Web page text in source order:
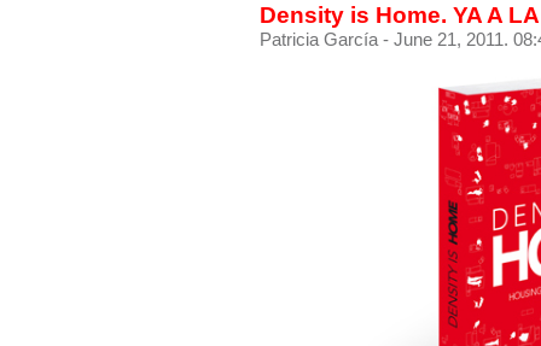
Density is Home. YA A
Patricia García - June 21, 2011.